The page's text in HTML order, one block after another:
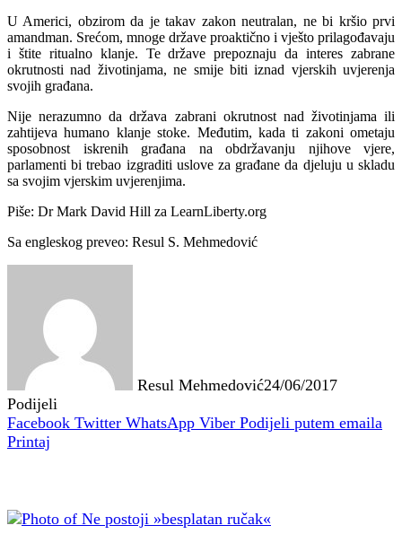
U Americi, obzirom da je takav zakon neutralan, ne bi kršio prvi
amandman. Srećom, mnoge države proaktično i vješto prilagođavaju
i štite ritualno klanje. Te države prepoznaju da interes zabrane
okrutnosti nad životinjama, ne smije biti iznad vjerskih uvjerenja
svojih građana.
Nije nerazumno da država zabrani okrutnost nad životinjama ili
zahtijeva humano klanje stoke. Međutim, kada ti zakoni ometaju
sposobnost iskrenih građana na obdržavanju njihove vjere,
parlamenti bi trebao izgraditi uslove za građane da djeluju u skladu
sa svojim vjerskim uvjerenjima.
Piše: Dr Mark David Hill za LearnLiberty.org
Sa engleskog preveo: Resul S. Mehmedović
Resul Mehmedović24/06/2017
Podijeli
Facebook Twitter WhatsApp Viber Podijeli putem emaila
Printaj